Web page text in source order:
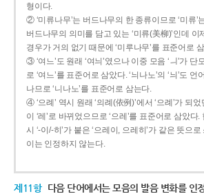
형이다.
② ‘미류나무’는 버드나무의 한 종류이므로 ‘미류’
버드나무의 의미를 담고 있는 ‘미류(美柳)’인데 이
경우가 거의 없기 때문에 ‘미루나무’를 표준어로
③ ‘여느’도 원래 ‘여늬’였으나 이중 모음 ‘ㅢ’가 단
로 ‘여느’를 표준어로 삼았다. ‘늬나노’의 ‘늬’도 언
나므로 ‘니나노’를 표준어로 삼는다.
④ ‘으례’ 역시 원래 ‘의례(依例)’에서 ‘으례’가 되었
이 ‘레’로 바뀌었으므로 ‘으레’를 표준어로 삼았다.
시 ‘-이/-히’가 붙은 ‘으레이, 으레히’가 같은 뜻으
이는 인정하지 않는다.
제11항 다음 단어에서는 모음의 발음 변화를 인